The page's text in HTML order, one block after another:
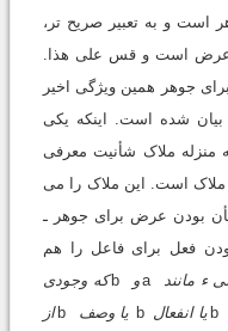
و به تعبیر صریح تر،
است و قس على هذا.
جوهر همین ویژگى اخیر
شده است. اینکه یکى
ملاک شأنیت معرفى
است. این ملاک را مى
بودن عرض براى جوهر ـ
فعل براى فاعل را هم
ء مانند a و b که وجودى
یا انفعال b یا وصف b از